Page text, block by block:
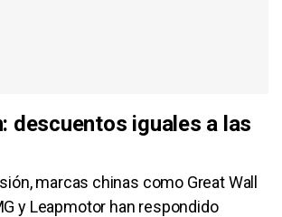
descuentos iguales a las
marcas chinas como Great Wall
y Leapmotor han respondido